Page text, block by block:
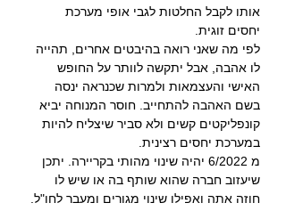
אותו לקבל החלטות לגבי אופי מערכת
יחסים זוגית.
לפי מה שאני רואה בהיבטים אחרים, תהייה
לו אהבה, אבל יתקשה לוותר על החופש
האישי והעצמאות ולמרות שכנראה ינסה
בשם האהבה להתחייב. חוסר המנוחה יביא
קונפליקטים קשים ולא סביר שיצליח להיות
במערכת יחסים רצינית.
מ 6/2022 יהיה שינוי מהותי בקריירה. יתכן
שיעזוב חברה שהוא שותף בה או שיש לו
חוזה אתה ואפילו שינוי מגורים ומעבר לחו"ל.